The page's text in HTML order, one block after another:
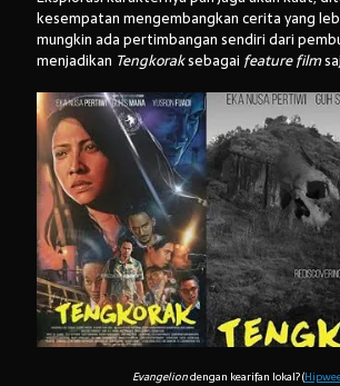
kesempatan mengembangkan cerita yang
mungkin ada pertimbangan sendiri dari
menjadikan Tengkoraksebagai feature film
Evangeliondengan kearifan lokal? (